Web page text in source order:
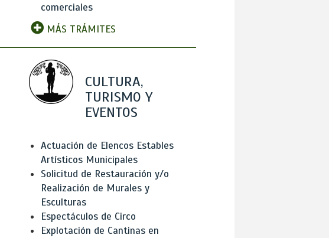
comerciales
MÁS TRÁMITES
CULTURA,
TURISMO Y
EVENTOS
Actuación de Elencos Estables
Artísticos Municipales
Solicitud de Restauración y/o
Realización de Murales y
Esculturas
Espectáculos de Circo
Explotación de Cantinas en